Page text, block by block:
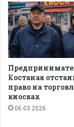
Костаная
право на
киосках
06.03.2026